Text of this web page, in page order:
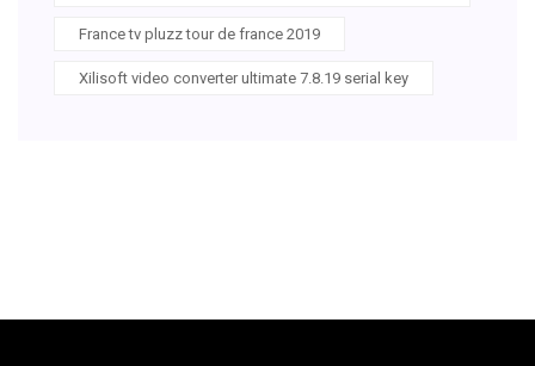
France tv pluzz tour de france 2019
Xilisoft video converter ultimate 7.8.19 serial key